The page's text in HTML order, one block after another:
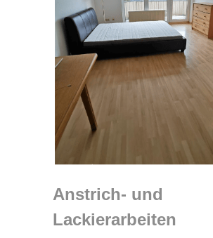
Anstrich- und
Lackierarbeiten